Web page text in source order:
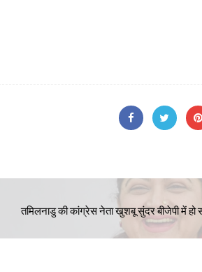
तमिलनाडु की कांग्रेस नेता खुशबू सुंदर बीजेपी में हो